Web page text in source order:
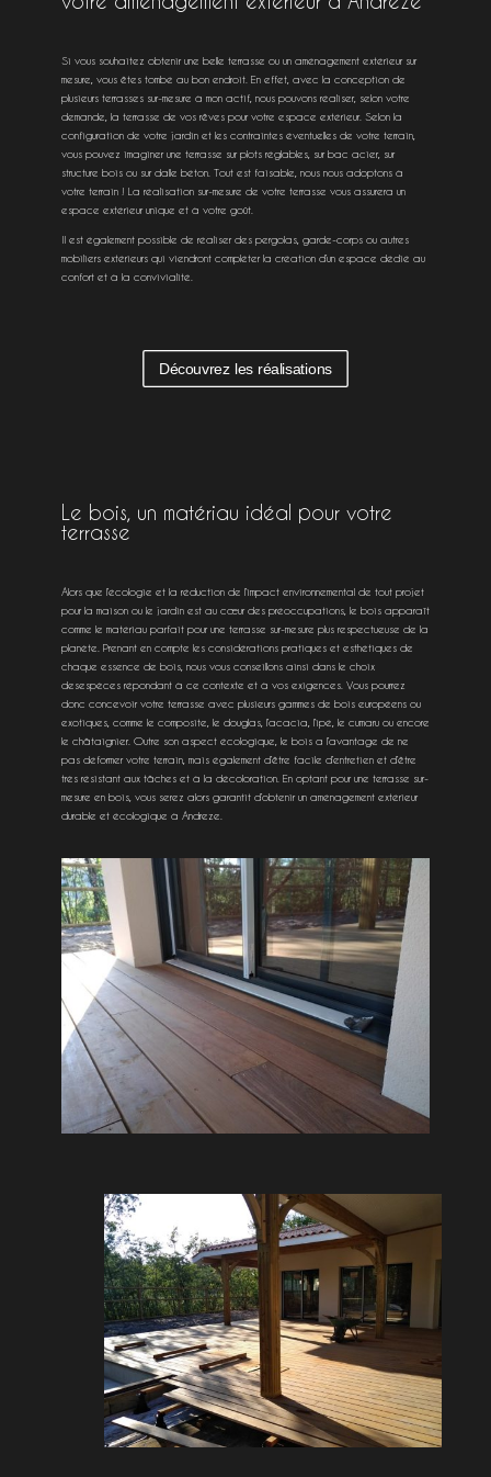
Si vous souhaitez obtenir une belle terrasse ou un aménagement extérieur sur
mesure, vous êtes tombé au bon endroit. En effet, avec la conception de
plusieurs terrasses sur-mesure à mon actif, nous pouvons réaliser, selon votre
demande, la terrasse de vos rêves pour votre espace extérieur. Selon la
configuration de votre jardin et les contraintes éventuelles de votre terrain,
vous pouvez imaginer une terrasse sur plots réglables, sur bac acier, sur
structure bois ou sur dalle béton. Tout est faisable, nous nous adoptons à
votre terrain ! La réalisation sur-mesure de votre terrasse vous assurera un
espace extérieur unique et à votre goût.
Il est également possible de réaliser des pergolas, garde-corps ou autres
mobiliers extérieurs qui viendront compléter la création d’un espace dédié au
confort et à la convivialité.
Découvrez les réalisations
Le bois, un matériau idéal pour votre
terrasse
Alors que l’écologie et la réduction de l’impact environnemental de tout projet
pour la maison ou le jardin est au cœur des préoccupations, le bois apparaît
comme le matériau parfait pour une terrasse sur-mesure plus respectueuse de la
planète. Prenant en compte les considérations pratiques et esthétiques de
chaque essence de bois, nous vous conseillons ainsi dans le choix
desespèces répondant à ce contexte et à vos exigences. Vous pourrez
donc concevoir votre terrasse avec plusieurs gammes de bois européens ou
exotiques, comme le composite, le douglas, l’acacia, l’ipé, le cumaru ou encore
le châtaignier. Outre son aspect écologique, le bois a l’avantage de ne
pas déformer votre terrain, mais également d’être facile d’entretien et d’être
très résistant aux tâches et à la décoloration. En optant pour une terrasse sur-
mesure en bois, vous serez alors garantit d’obtenir un aménagement extérieur
durable et écologique à Andreze.